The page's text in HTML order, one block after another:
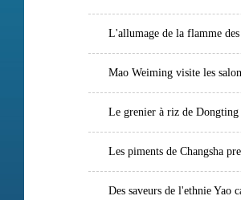
L'allumage de la flamme
Mao Weiming visite les
Le grenier à riz de Dongting
Les piments de Changsha
Des saveurs de l'ethnie Yao